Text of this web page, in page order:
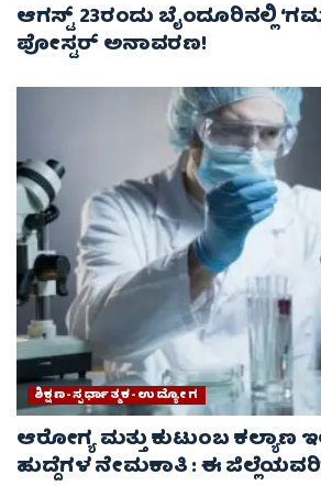
ಆಗಸ್ಟ್ 23ರಂದು ಬೈಂದೂರಿನಲ್ಲಿ
ಪೋಸ್ಟರ್ ಅನಾವರಣ!
ಶಿಕ್ಷಣ-ಸ್ಪರ್ಧಾತ್ಮಕ-ಉದ್ಯೋಗ
ಆರೋಗ್ಯ ಮತ್ತು ಕುಟುಂಬ ಕಲ್ಯಾಣ
ಹುದ್ದೆಗಳ ನೇಮಕಾತಿ : ಈ